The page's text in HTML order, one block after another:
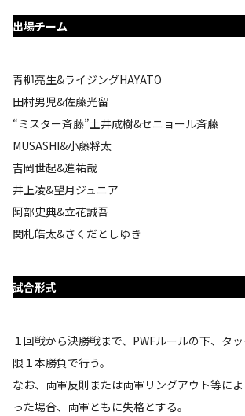
出場チーム
青柳亮生&ライジングHAYATO
田村男児&佐藤光留
“ミスター斉藤”土井成樹&セニョール斉藤
MUSASHI&小藤将太
吉岡世起&進祐哉
井上凌&望月ジュニア
阿部史典&立花誠吾
関札皓太&さくだとしゆき
試合形式
１回戦から決勝戦まで、PWFルールの下、タ
限１本勝負で行う。
なお、両軍反則または両軍リングアウト等に
った場合、両軍ともに失格とする。